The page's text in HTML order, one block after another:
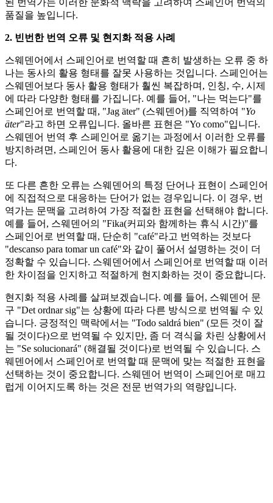
품질을 높입니다.
2. 빈번한 번역 오류 및 현지화 적용 사례
스웨덴어에서 스페인어로 번역할 때 흔히 발생하는 오류 중 하
나는 동사의 활용 형태를 잘못 사용하는 것입니다. 스페인어는
스웨덴어보다 동사 활용 형태가 훨씬 복잡하며, 인칭, 수, 시제
에 따라 다양한 형태를 가집니다. 예를 들어, "나는 먹는다"를
스페인어로 번역할 때, "Jag äter" (스웨덴어)를 직역하여 "Yo
äter"라고 하면 오류입니다. 올바른 표현은 "Yo como"입니다.
스웨덴어 번역 후 스페인어로 옮기는 과정에서 이러한 오류를
방지하려면, 스페인어 동사 활용에 대한 깊은 이해가 필요합니
다.
또 다른 흔한 오류는 스웨덴어의 특정 단어나 표현이 스페인어
에 직접적으로 대응하는 단어가 없는 경우입니다. 이 경우, 번
역가는 문맥을 고려하여 가장 적절한 표현을 선택해야 합니다.
예를 들어, 스웨덴어의 "Fika(커피와 함께하는 휴식 시간)"를
스페인어로 번역할 때, 단순히 "café"라고 번역하는 것보다
"descanso para tomar un café"와 같이 풀어서 설명하는 것이 더
정확할 수 있습니다. 스웨덴어에서 스페인어로 번역할 때 이러
한 차이점을 인지하고 적절하게 현지화하는 것이 중요합니다.
현지화 적용 사례를 살펴보겠습니다. 예를 들어, 스웨덴어 문
구 "Det ordnar sig"는 상황에 따라 다른 방식으로 번역될 수 있
습니다. 긍정적인 맥락에서는 "Todo saldrá bien" (모든 것이 잘
될 것이다)으로 번역될 수 있지만, 좀 더 격식을 차린 상황에서
는 "Se solucionará" (해결될 것이다)로 번역될 수 있습니다. 스
웨덴어에서 스페인어로 번역할 때 문맥에 맞는 적절한 표현을
선택하는 것이 중요합니다. 스웨덴어 번역이 스페인어로 매끄
럽게 이어지도록 하는 것은 전문 번역가의 역량입니다.